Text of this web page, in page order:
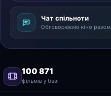
Чат спільноти
Обговорюємо кіно разом
100 871
фільмів у базі